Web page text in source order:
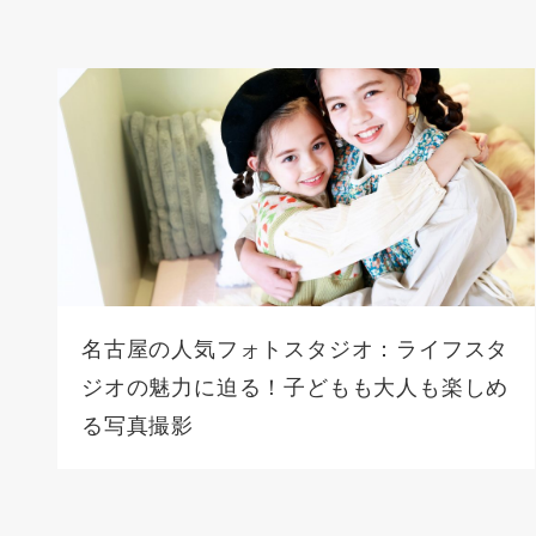
名古屋の人気フォトスタジオ：ライフスタ
ジオの魅力に迫る！子どもも大人も楽しめ
る写真撮影